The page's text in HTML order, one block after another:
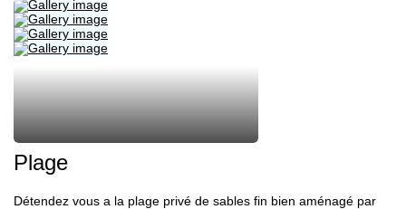
Plage
Détendez vous a la plage privé de sables fin bien aménagé par